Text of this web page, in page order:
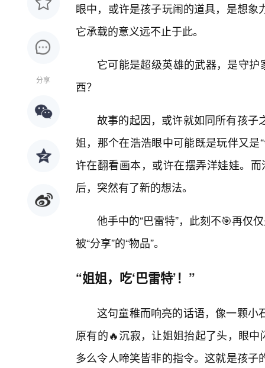
分享
眼中，或许是孩子玩闹的道具，是想
它承载的意义远不止于此。
它可能是超级英雄的武器，是守
西？
故事的起因，或许就如同所有孩子
姐，那个在浩浩眼中可能既是玩伴又
许在翻看画本，或许在摆弄洋娃娃。而
后，突然有了新的想法。
他手中的“巴雷特”，此刻不🎯再仅
被“分享”的“物品”。
“姐姐，吃‘巴雷特’！”
这句童稚而响亮的话语，像一颗小
原有的🔥沉寂，让姐姐抬起了头，眼
多么令人啼笑皆非的指令。这就是孩